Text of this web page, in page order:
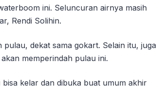
ini. Seluncuran airnya masih
Rendi Solihin.
dekat sama gokart. Selain itu, juga
memperindah pulau ini.
kelar dan dibuka buat umum akhir